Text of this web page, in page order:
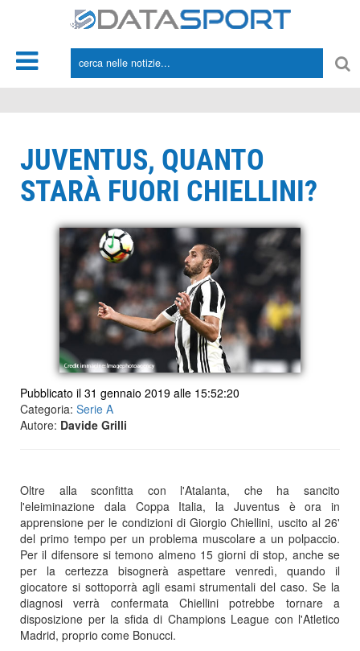
JUVENTUS, QUANTO
STARÀ FUORI CHIELLINI?
Pubblicato il 31 gennaio 2019 alle 15:52:20
Categoria: Serie A
Autore: Davide Grilli
Oltre alla sconfitta con l'Atalanta, che ha sancito
l'eleiminazione dala Coppa Italia, la Juventus è ora in
apprensione per le condizioni di Giorgio Chiellini, uscito al 26'
del primo tempo per un problema muscolare a un polpaccio.
Per il difensore si temono almeno 15 giorni di stop, anche se
per la certezza bisognerà aspettare venredì, quando il
giocatore si sottoporrà agli esami strumentali del caso. Se la
diagnosi verrà confermata Chiellini potrebbe tornare a
disposizione per la sfida di Champions League con l'Atletico
Madrid, proprio come Bonucci.